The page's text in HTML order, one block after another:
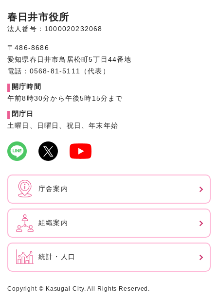
春日井市役所
法人番号：1000020232068
〒486-8686
愛知県春日井市鳥居松町5丁目44番地
電話：0568-81-5111（代表）
開庁時間
午前8時30分から午後5時15分まで
閉庁日
土曜日、日曜日、祝日、年末年始
庁舎案内
組織案内
統計・人口
Copyright © Kasugai City. All Rights Reserved.